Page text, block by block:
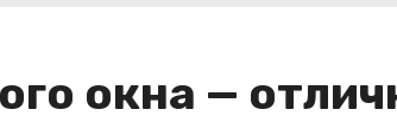
окна —